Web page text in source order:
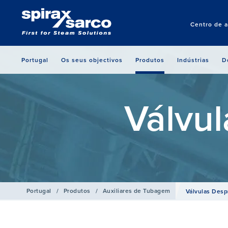
Centro de
Portugal Os seus objectivos Produtos Indústrias
Portugal / Produtos / Auxiliares de Tubagem Válvulas